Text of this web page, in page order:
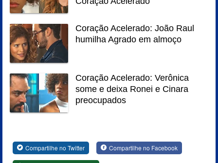
Coração Acelerado: João Raul
humilha Agrado em almoço
Coração Acelerado: Verônica
some e deixa Ronei e Cinara
preocupados
Compartilhe no Twitter Compartilhe no Facebook